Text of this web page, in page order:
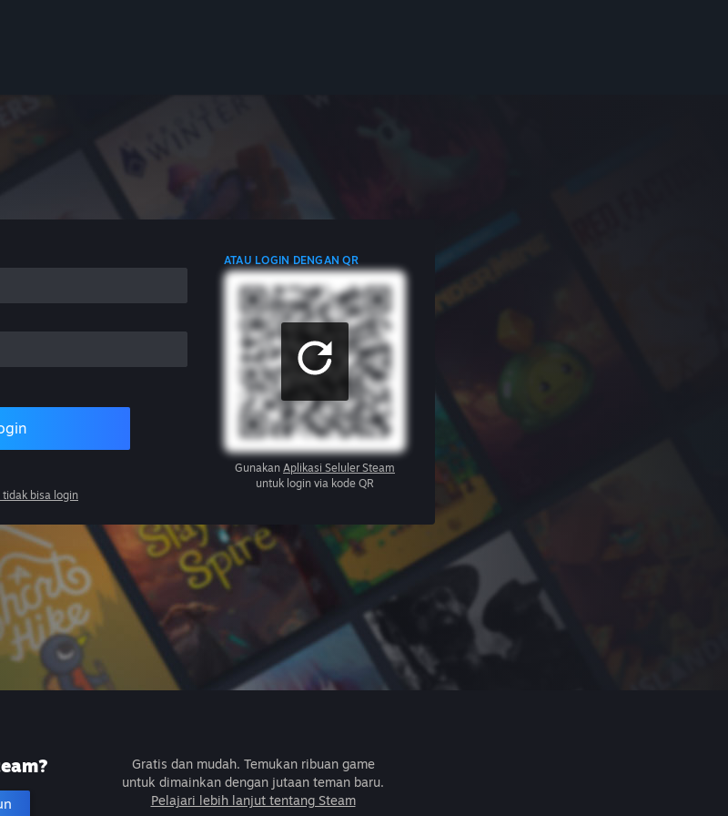
tidak bisa login
ATAU LOGIN DENGAN QR
Gunakan Aplikasi Seluler Steam
untuk login via kode QR
Gratis dan mudah. Temukan ribuan game
untuk dimainkan dengan jutaan teman baru.
Pelajari lebih lanjut tentang Steam